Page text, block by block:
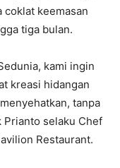
coklat keemasan
tiga bulan.
kami ingin
kreasi hidangan
tanpa
Prianto selaku Chef
Restaurant.